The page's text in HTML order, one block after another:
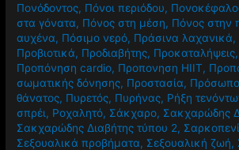
Πονόδοντος, Πόνοι περιόδου,
στα γόνατα, Πόνος στη μέση, Πόνος στην
αυχένα, Πόσιμο νερό, Πράσινα λαχανικά,
Προβιοτικά, Προδιαβήτης, Προκαταλήψεις,
Προπόνηση cardio, Προπονηση HIIT,
σωματικής δόνησης, Προστασία, Πρόσωπο
θάνατος, Πυρετός, Πυρήνας, Ρήξη
σπρέι, Ροχαλητό, Σάκχαρο, Σακχαρώδης
Σακχαρώδης Διαβήτης τύπου 2,
Σεξουαλικά προβήματα, Σεξουαλική ζωή,